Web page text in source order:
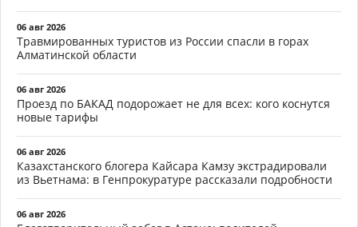
06 авг 2026
Травмированных туристов из России спасли в горах
Алматинской области
06 авг 2026
Проезд по БАКАД подорожает не для всех: кого коснутся
новые тарифы
06 авг 2026
Казахстанского блогера Кайсара Камзу экстрадировали
из Вьетнама: в Генпрокуратуре рассказали подробности
06 авг 2026